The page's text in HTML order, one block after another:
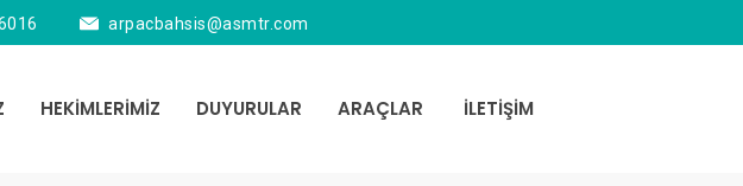
arpacbahsis@asmtr.com
HEKİMLERİMİZ DUYURULAR ARAÇLAR İLETİŞİM